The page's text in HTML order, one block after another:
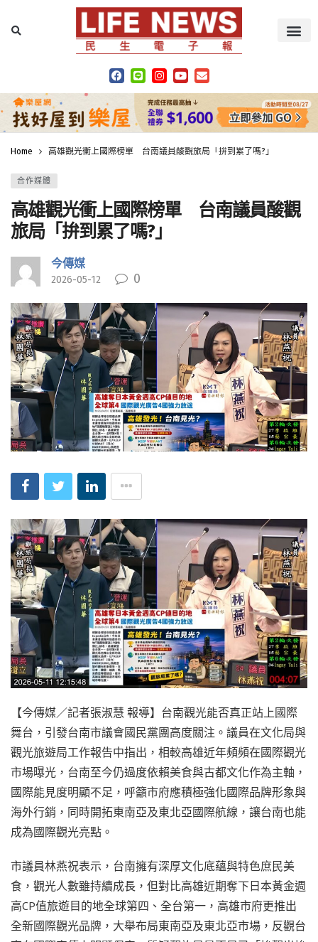
Home 高雄觀光衝上國際榜單 台南議員酸觀旅局「拚到累了嗎?」
合作媒體
高雄觀光衝上國際榜單 台南議員酸觀
旅局「拚到累了嗎?」
今傳媒
2026-05-12 0
【今傳媒／記者張淑慧 報導】台南觀光能否真正站上國際
舞台，引發台南市議會國民黨團高度關注。議員在文化局與
觀光旅遊局工作報告中指出，相較高雄近年頻頻在國際觀光
市場曝光，台南至今仍過度依賴美食與古都文化作為主軸，
國際能見度明顯不足，呼籲市府應積極強化國際品牌形象與
海外行銷，同時開拓東南亞及東北亞國際航線，讓台南也能
成為國際觀光亮點。
市議員林燕祝表示，台南擁有深厚文化底蘊與特色庶民美
食，觀光人數雖持續成長，但對比高雄近期奪下日本黃金週
高CP值旅遊目的地全球第四、全台第一，高雄市府更推出
全新國際觀光品牌，大舉布局東南亞及東北亞市場，反觀台